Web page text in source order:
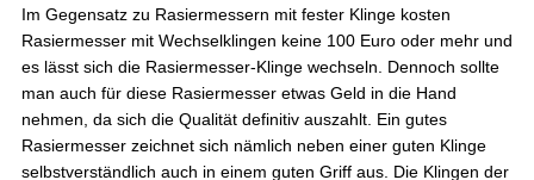
7.8.2026
Carsten
Verifizierter Kunde
Schnelle Abwicklung und gewohnt pünktliche
Zustellung.
Im Gegensatz zu Rasiermessern mit fester Klinge kosten
Rasiermesser mit Wechselklingen keine 100 Euro oder mehr und
es lässt sich die Rasiermesser-Klinge wechseln. Dennoch sollte
man auch für diese Rasiermesser etwas Geld in die Hand
nehmen, da sich die Qualität definitiv auszahlt. Ein gutes
Rasiermesser zeichnet sich nämlich neben einer guten Klinge
selbstverständlich auch in einem guten Griff aus. Die Klingen der